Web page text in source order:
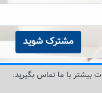
مشترک شوید
بیشتر با ما تماس بگیرید.